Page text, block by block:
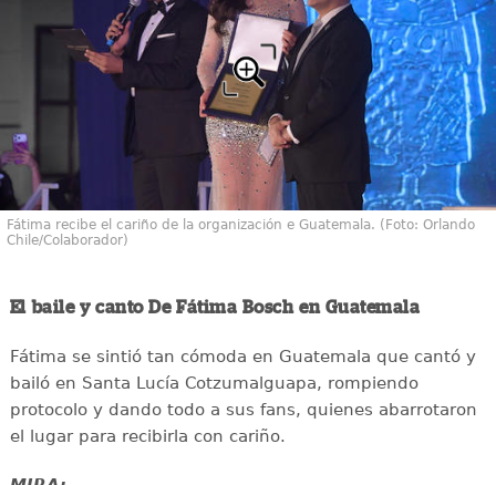
Fátima recibe el cariño de la organización e Guatemala. (Foto: Orlando
Chile/Colaborador)
El baile y canto De Fátima Bosch en Guatemala
Fátima se sintió tan cómoda en Guatemala que cantó y
bailó en Santa Lucía Cotzumalguapa, rompiendo
protocolo y dando todo a sus fans, quienes abarrotaron
el lugar para recibirla con cariño.